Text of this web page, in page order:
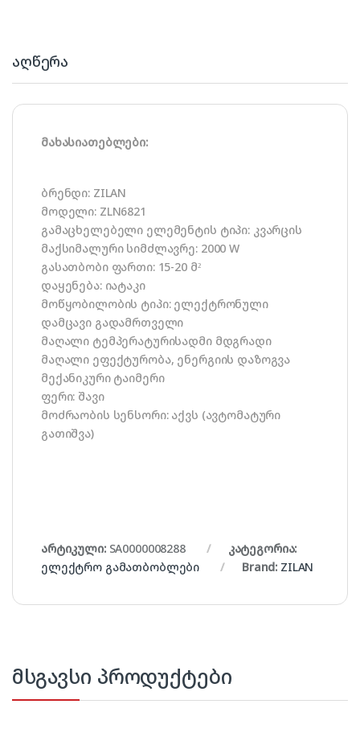
აღწერა
მახასიათებლები:
ბრენდი: ZILAN
მოდელი: ZLN6821
გამაცხელებელი ელემენტის ტიპი: კვარცის
მაქსიმალური სიმძლავრე: 2000 W
გასათბობი ფართი: 15-20 მ²
დაყენება: იატაკი
მოწყობილობის ტიპი: ელექტრონული
დამცავი გადამრთველი
მაღალი ტემპერატურისადმი მდგრადი
მაღალი ეფექტურობა, ენერგიის დაზოგვა
მექანიკური ტაიმერი
ფერი: შავი
მოძრაობის სენსორი: აქვს (ავტომატური
გათიშვა)
არტიკული: SA0000008288
კატეგორია:
ელექტრო გამათბობლები
Brand: ZILAN
მსგავსი პროდუქტები